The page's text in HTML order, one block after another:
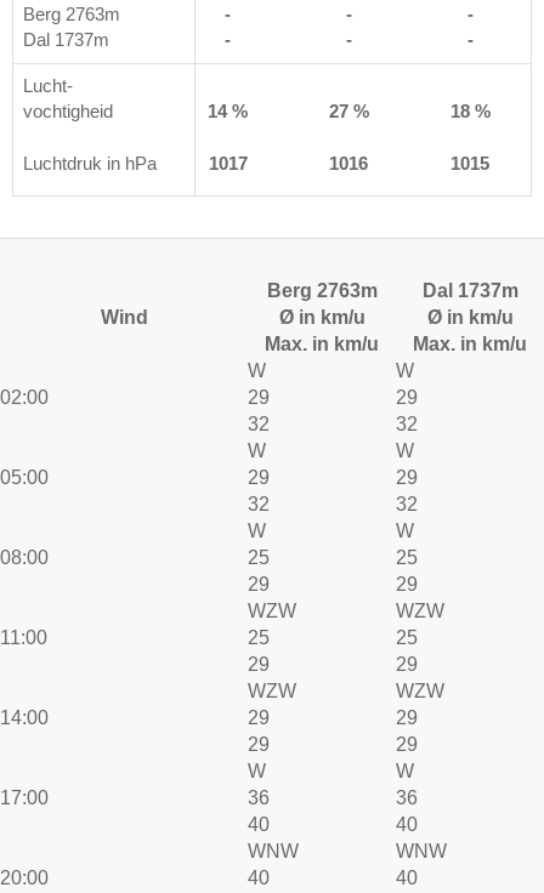
Berg 2763m
Dal 1737m
-
-
-
-
-
-
-
-
Lucht-
vochtigheid
17 % 14 % 27 % 18 %
Luchtdruk in hPa
1017 1017 1016 1015
Wind
Berg 2763m
Ø in km/u
Max. in km/u
Dal 1737m
Ø in km/u
Max. in km/u
02:00
W
29
32
W
29
32
05:00
W
29
32
W
29
32
08:00
W
25
29
W
25
29
11:00
WZW
25
29
WZW
25
29
14:00
WZW
29
29
WZW
29
29
17:00
W
36
40
W
36
40
20:00
WNW
40
WNW
40